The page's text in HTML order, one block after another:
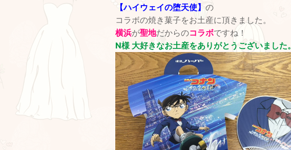
【ハイウェイの堕天使】 の
コラボの焼き菓子をお土産に頂きました。
横浜が聖地だからのコラボですね！
N様 大好きなお土産をありがとうございました。